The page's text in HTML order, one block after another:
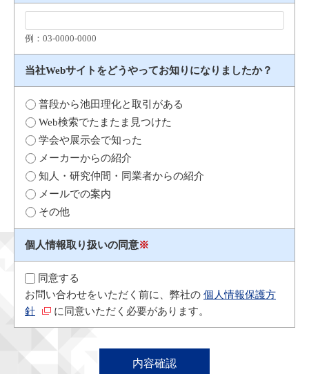
例：03​-​0000​-​0000
当社Webサイトをどうやってお知りになりましたか？
普段から池田理化と取引がある
Web検索でたまたま見つけた
学会や展示会で知った
メーカーからの紹介
知人・研究仲間・同業者からの紹介
メールでの案内
その他
個人情報取り扱いの同意※
同意する
お問い合わせをいただく前に、弊社の 個人情報保護方
針
に同意いただく必要があります。